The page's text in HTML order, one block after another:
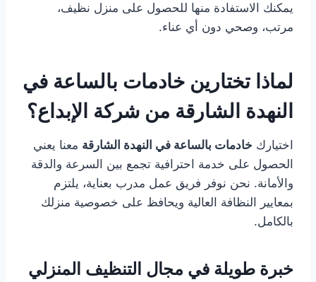
يمكنك الاستفادة منها للحصول على منزل نظيف،
مرتب، وصحي دون أي عناء.
لماذا تختارين خادمات بالساعة في
النهدة الشارقة من شركة الإبداع؟
اختيارك خادمات بالساعة في النهدة الشارقة معنا يعني
الحصول على خدمة احترافية تجمع بين السرعة والدقة
والأمانة. نحن نوفر فريق عمل مدرب بعناية، يلتزم
بمعايير النظافة العالية ويحافظ على خصوصية منزلك
بالكامل.
خبرة طويلة في مجال التنظيف المنزلي